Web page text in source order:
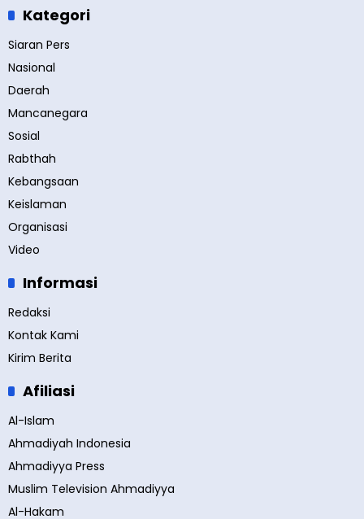
Kategori
Siaran Pers
Nasional
Daerah
Mancanegara
Sosial
Rabthah
Kebangsaan
Keislaman
Organisasi
Video
Informasi
Redaksi
Kontak Kami
Kirim Berita
Afiliasi
Al-Islam
Ahmadiyah Indonesia
Ahmadiyya Press
Muslim Television Ahmadiyya
Al-Hakam